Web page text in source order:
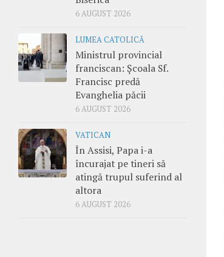
6 AUGUST 2026
LUMEA CATOLICĂ
Ministrul provincial
franciscan: Școala Sf.
Francisc predă
Evanghelia păcii
6 AUGUST 2026
VATICAN
În Assisi, Papa i-a
încurajat pe tineri să
atingă trupul suferind al
altora
6 AUGUST 2026